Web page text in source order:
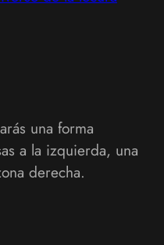
una forma
a la izquierda, una
derecha.